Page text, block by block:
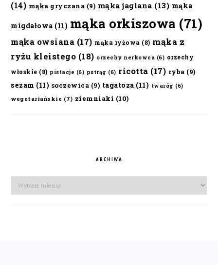
(14) mąka gryczana (9) mąka jaglana (13) mąka
migdałowa (11) mąka orkiszowa (71)
mąka owsiana (17) mąka ryżowa (8) mąka z
ryżu kleistego (18) orzechy nerkowca (6) orzechy
włoskie (8) pistacje (6) pstrąg (6) ricotta (17) ryba (9)
sezam (11) soczewica (9) tagatoza (11) twaróg (6)
wegetariańskie (7) ziemniaki (10)
ARCHIWA
Archiwa